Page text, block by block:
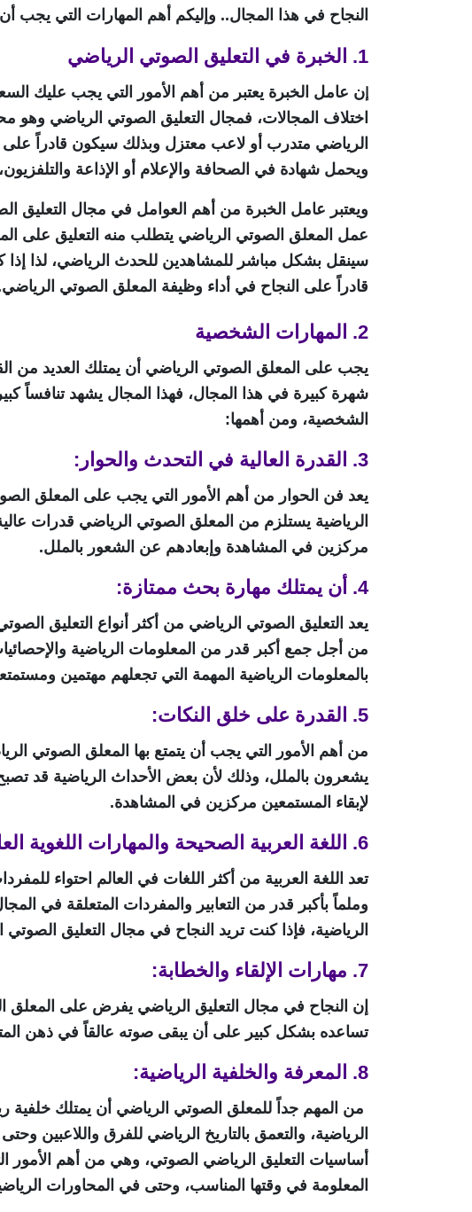
النجاح في هذا المجال.. وإليكم أهم المهارات التي يجب
1. الخبرة في التعليق الصوتي الرياضي
ن عامل الخبرة يعتبر من أهم الأمور التي يجب عليك
اختلاف المجالات، فمجال التعليق الصوتي الرياضي
الرياضي متدرب أو لاعب معتزل وبذلك سيكون قادراً على
ويحمل شهادة في الصحافة والإعلام أو الإذاعة
ويعتبر عامل الخبرة من أهم العوامل في مجال التعليق
عمل المعلق الصوتي الرياضي يتطلب منه التعليق على
سينقل بشكل مباشر للمشاهدين للحدث الرياضي، لذا إذا
قادراً على النجاح في أداء وظيفة المعلق الصوتي
2. المهارات الشخصية
يجب على المعلق الصوتي الرياضي أن يمتلك العديد من
شهرة كبيرة في هذا المجال، فهذا المجال يشهد تنافساً
الشخصية، ومن أهمها:
3. القدرة العالية في التحدث والحوار:
يعد فن الحوار من أهم الأمور التي يجب على المعلق
الرياضية يستلزم من المعلق الصوتي الرياضي قدرات
مركزين في المشاهدة وإبعادهم عن الشعور بالملل.
4. أن يمتلك مهارة بحث ممتازة:
يعد التعليق الصوتي الرياضي من أكثر أنواع التعليق
من أجل جمع أكبر قدر من المعلومات الرياضية
بالمعلومات الرياضية المهمة التي تجعلهم مهتمين
5. القدرة على خلق النكات:
من أهم الأمور التي يجب أن يتمتع بها المعلق الصوتي
يشعرون بالملل، وذلك لأن بعض الأحداث الرياضية قد
لإبقاء المستمعين مركزين في المشاهدة.
6. اللغة العربية الصحيحة والمهارات اللغوية العالية:
تعد اللغة العربية من أكثر اللغات في العالم احتواء
وملماً بأكبر قدر من التعابير والمفردات المتعلقة في
الرياضية، فإذا كنت تريد النجاح في مجال التعليق
7. مهارات الإلقاء والخطابة:
إن النجاح في مجال التعليق الرياضي يفرض على المعلق
تساعده بشكل كبير على أن يبقى صوته عالقاً في ذهن
8. المعرفة والخلفية الرياضية:
من المهم جداً للمعلق الصوتي الرياضي أن يمتلك خلفية
الرياضية، والتعمق بالتاريخ الرياضي للفرق واللاعبين
أساسيات التعليق الرياضي الصوتي، وهي من أهم الأمور
المعلومة في وقتها المناسب، وحتى في المحاورات